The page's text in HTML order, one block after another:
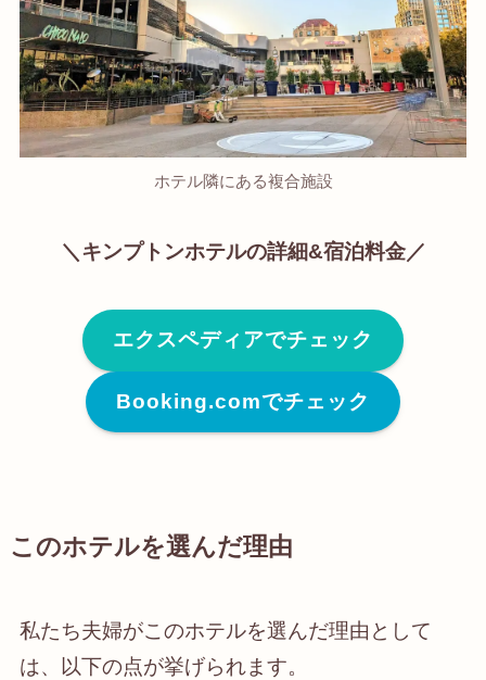
ホテル隣にある複合施設
＼キンプトンホテルの詳細&宿泊料金／
エクスペディアでチェック
Booking.comでチェック
このホテルを選んだ理由
私たち夫婦がこのホテルを選んだ理由として
は、以下の点が挙げられます。